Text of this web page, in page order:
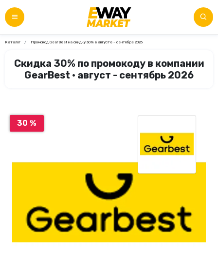
Каталог Промокод GearBest на скидку 30% в августе - сентябре 2026
Скидка 30% по промокоду в компании
GearBest • август - сентябрь 2026
30 %